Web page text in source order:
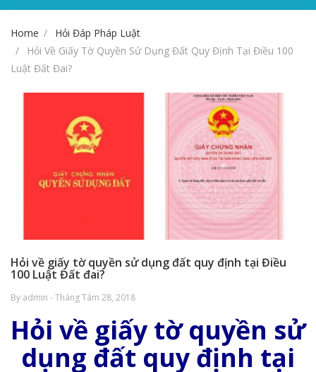
Home
Hỏi Đáp Pháp Luật
Hỏi Về Giấy Tờ Quyền Sử Dụng Đất Quy Định Tại Điều 100
Luật Đất Đai?
Hỏi về giấy tờ quyền sử dụng đất quy định tại Điều
100 Luật Đất đai?
By admin - Tháng Tám 28, 2018
Hỏi về giấy tờ quyền sử
dụng đất quy định tại